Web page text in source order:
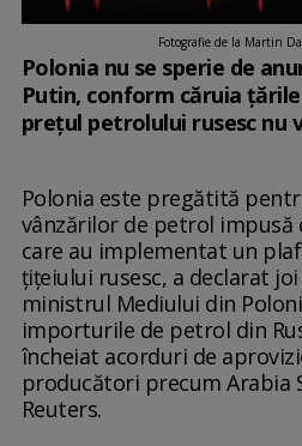
Fotografie de la Martin
Polonia nu se sperie de
Putin, conform căruia
preţul petrolului rusesc nu
Polonia este pregătită
vânzărilor de petrol impusă
care au implementat un
ţiţeiului rusesc, a declarat
ministrul Mediului din
importurile de petrol din
încheiat acorduri de
producători precum Arabia
Reuters.